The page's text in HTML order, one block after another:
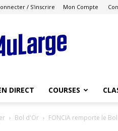
/ S'inscrire Mon Compte
Course
DIRECT COURSES
Bol d'Or FONCIA remporte le